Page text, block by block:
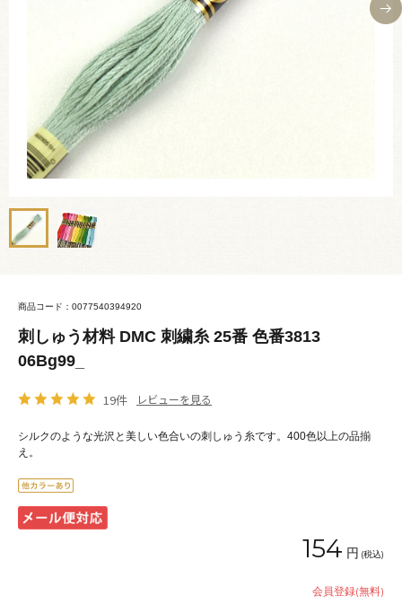
商品コード：0077540394920
刺しゅう材料 DMC 刺繍糸 25番 色番3813
06Bg99_
19件 レビューを見る
シルクのような光沢と美しい色合いの刺しゅう糸です。400色以上の品揃
え。
154 円 (税込)
会員登録(無料)